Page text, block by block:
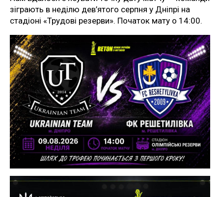
зіграють в неділю дев’ятого серпня у Дніпрі на
стадіоні «Трудові резерви». Початок мату о 14:00.